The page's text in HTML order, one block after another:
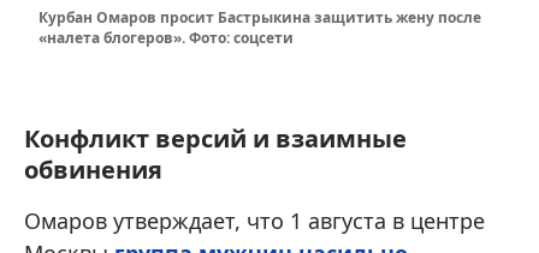
Курбан Омаров просит Бастрыкина защитить жену после
«налета блогеров». Фото: соцсети
Конфликт версий и взаимные
обвинения
Омаров утверждает, что 1 августа в центре